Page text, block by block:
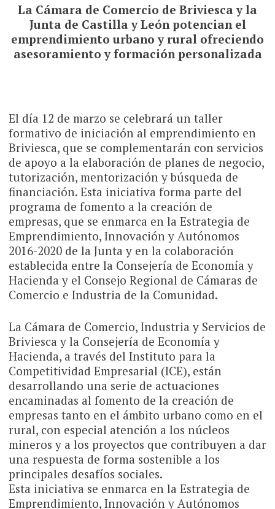
La Cámara de Comercio de Briviesca y la
Junta de Castilla y León potencian el
emprendimiento urbano y rural ofreciendo
asesoramiento y formación personalizada
El día 12 de marzo se celebrará un taller
formativo de iniciación al emprendimiento en
Briviesca, que se complementarán con servicios
de apoyo a la elaboración de planes de negocio,
tutorización, mentorización y búsqueda de
financiación. Esta iniciativa forma parte del
programa de fomento a la creación de
empresas, que se enmarca en la Estrategia de
Emprendimiento, Innovación y Autónomos
2016-2020 de la Junta y en la colaboración
establecida entre la Consejería de Economía y
Hacienda y el Consejo Regional de Cámaras de
Comercio e Industria de la Comunidad.
La Cámara de Comercio, Industria y Servicios de
Briviesca y la Consejería de Economía y
Hacienda, a través del Instituto para la
Competitividad Empresarial (ICE), están
desarrollando una serie de actuaciones
encaminadas al fomento de la creación de
empresas tanto en el ámbito urbano como en el
rural, con especial atención a los núcleos
mineros y a los proyectos que contribuyen a dar
una respuesta de forma sostenible a los
principales desafíos sociales.
Esta iniciativa se enmarca en la Estrategia de
Emprendimiento, Innovación y Autónomos